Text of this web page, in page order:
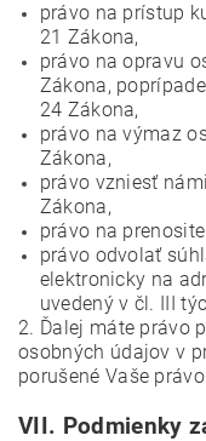
právo na prístup
21 Zákona,
právo na opravu
Zákona,
24 Zákona,
právo na výmaz
Zákona,
právo vzniesť
Zákona,
právo na
právo odvolať
elektronicky na
uvedený v čl. III
2. Ďalej máte právo
osobných údajov v
porušené Vaše
VII. Podmienky